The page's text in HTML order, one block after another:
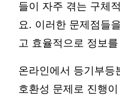
들이 자주 겪는 구체
요. 이러한 문제점들
고 효율적으로 정보
온라인에서 등기부등
호환성 문제로 진행